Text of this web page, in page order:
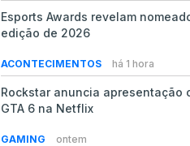
Esports Awards revelam
edição de 2026
ACONTECIMENTOS há 1 hora
Rockstar anuncia apresentação
GTA 6 na Netflix
GAMING ontem